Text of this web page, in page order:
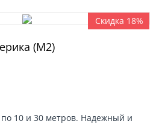
Скидка 18%
(М2)
по 10 и 30 метров. Надежный и